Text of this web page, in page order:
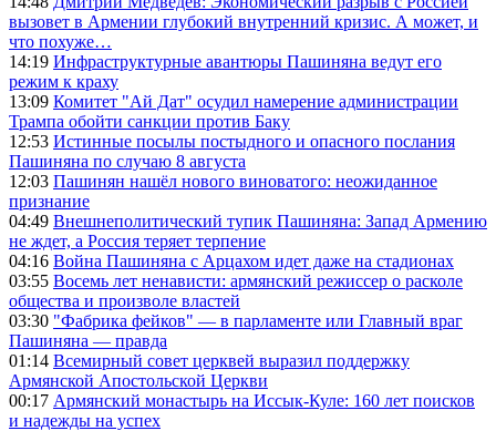
вызовет в Армении глубокий внутренний кризис. А может, и
что похуже…
14:19 Инфраструктурные авантюры Пашиняна ведут его
режим к краху
13:09 Комитет "Ай Дат" осудил намерение администрации
Трампа обойти санкции против Баку
12:53 Истинные посылы постыдного и опасного послания
Пашиняна по случаю 8 августа
12:03 Пашинян нашёл нового виноватого: неожиданное
признание
04:49 Внешнеполитический тупик Пашиняна: Запад Армению
не ждет, а Россия теряет терпение
04:16 Война Пашиняна с Арцахом идет даже на стадионах
03:55 Восемь лет ненависти: армянский режиссер о расколе
общества и произволе властей
03:30 "Фабрика фейков" — в парламенте или Главный враг
Пашиняна — правда
01:14 Всемирный совет церквей выразил поддержку
Армянской Апостольской Церкви
00:17 Армянский монастырь на Иссык-Куле: 160 лет поисков
и надежды на успех